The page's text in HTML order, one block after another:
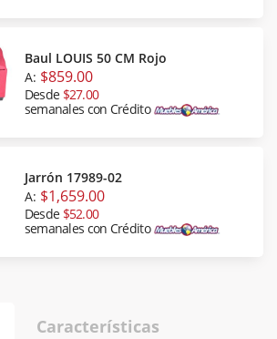
Baul LOUIS 50 CM Rojo
A: $859.00
Desde $27.00
semanales con Crédito
Jarrón 17989-02
A: $1,659.00
Desde $52.00
semanales con Crédito
Características